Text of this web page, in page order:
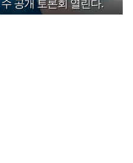
수 공개 토론회 열린다.